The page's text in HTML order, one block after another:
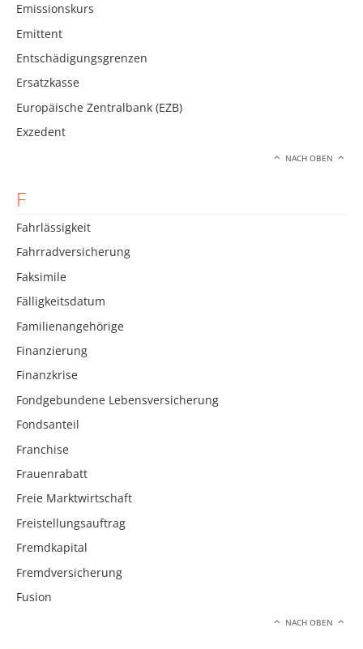
Emissionskurs
Emittent
Entschädigungsgrenzen
Ersatzkasse
Europäische Zentralbank (EZB)
Exzedent
NACH OBEN
F
Fahrlässigkeit
Fahrradversicherung
Faksimile
Fälligkeitsdatum
Familienangehörige
Finanzierung
Finanzkrise
Fondgebundene Lebensversicherung
Fondsanteil
Franchise
Frauenrabatt
Freie Marktwirtschaft
Freistellungsauftrag
Fremdkapital
Fremdversicherung
Fusion
NACH OBEN